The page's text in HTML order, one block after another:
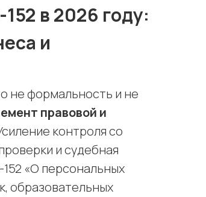
в 2026 году:
и
не формальность и не
правовой и
контроля со
и судебная
«О персональных
образовательных